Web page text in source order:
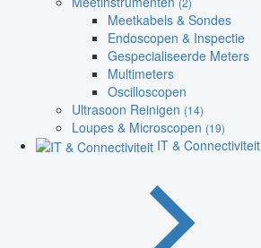
Meetkabels & Sondes
Endoscopen & Inspectie
Gespecialiseerde Meters
Multimeters
Oscilloscopen
Ultrasoon Reinigen (14)
Loupes & Microscopen (19)
IT & Connectiviteit